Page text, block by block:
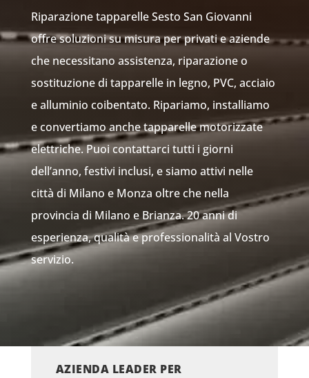
Riparazione tapparelle Sesto San Giovanni
offre soluzioni su misura per privati e aziende
che necessitano assistenza, riparazione o
sostituzione di tapparelle in legno, PVC, acciaio
e alluminio coibentato. Ripariamo, installiamo
e convertiamo anche tapparelle motorizzate
elettriche. Puoi contattarci tutti i giorni
dell’anno, festivi inclusi, e siamo attivi nelle
città di Milano e Monza oltre che nella
provincia di Milano e Brianza. 20 anni di
esperienza, qualità e professionalità al Vostro
servizio.
AZIENDA LEADER PER